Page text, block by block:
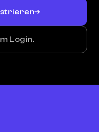
Login.